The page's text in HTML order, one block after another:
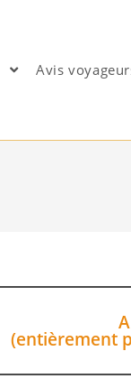
Avis
(entièrement